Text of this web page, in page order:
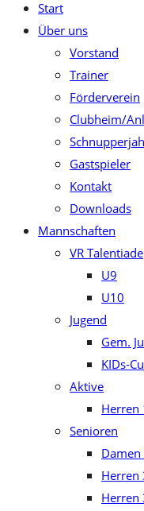
Start
Über uns
Vorstand
Trainer
Förderverein
Clubheim/
Gastspieler
Kontakt
Downloads
Mannschaften
VR Talentiade
U9
U10
Jugend
Gem.
KIDs-
Aktive
Herren
Senioren
Damen
Herren
Herren